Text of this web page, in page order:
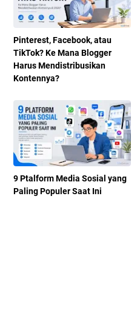
Pinterest, Facebook, atau
TikTok? Ke Mana Blogger
Harus Mendistribusikan
Kontennya?
9 Ptalform Media Sosial yang
Paling Populer Saat Ini